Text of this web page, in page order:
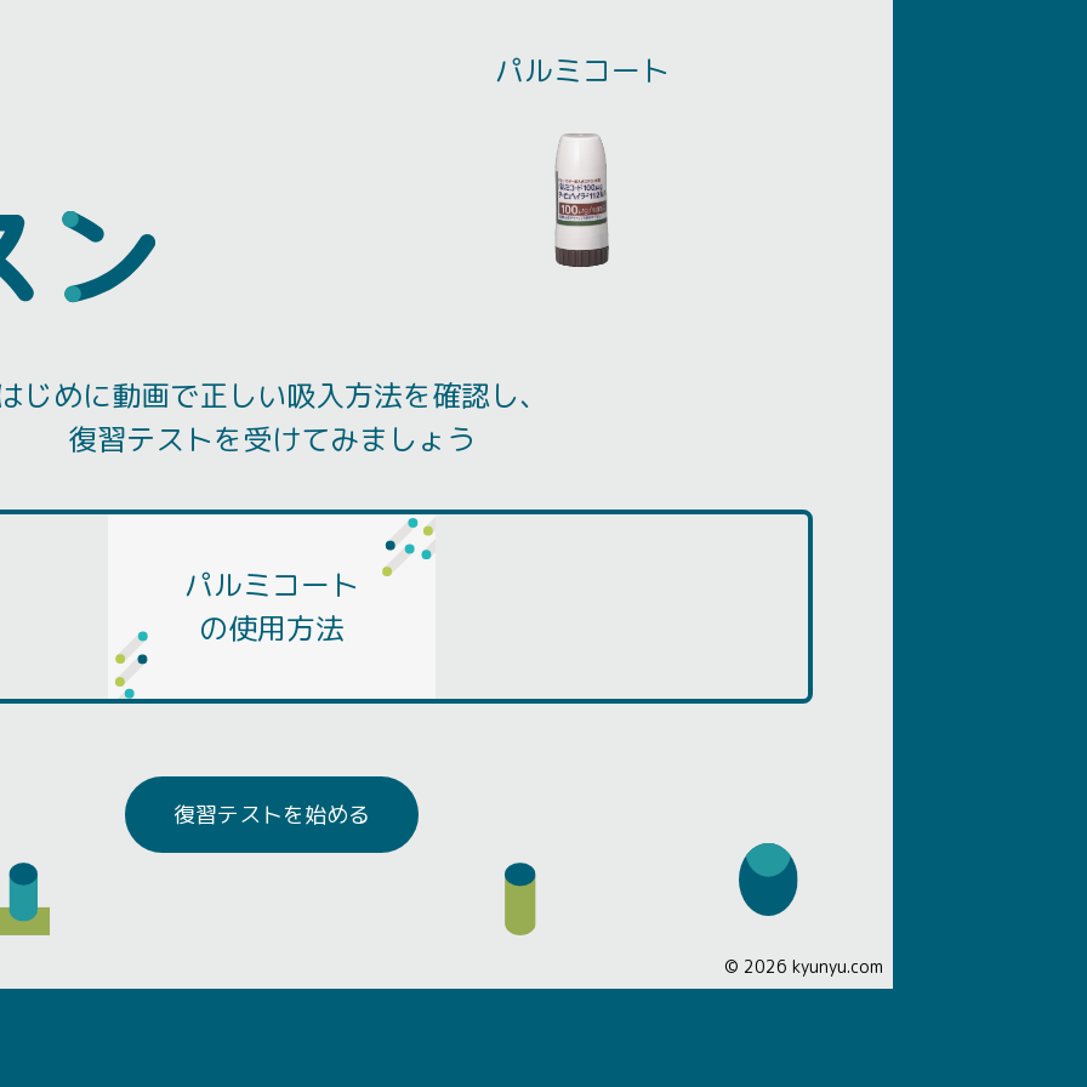
パルミコート
じめに動画で正しい吸入方法を確認し、
復習テストを受けてみましょう
パルミコート
の使用方法
復習テストを始める
© 2026 kyunyu.com